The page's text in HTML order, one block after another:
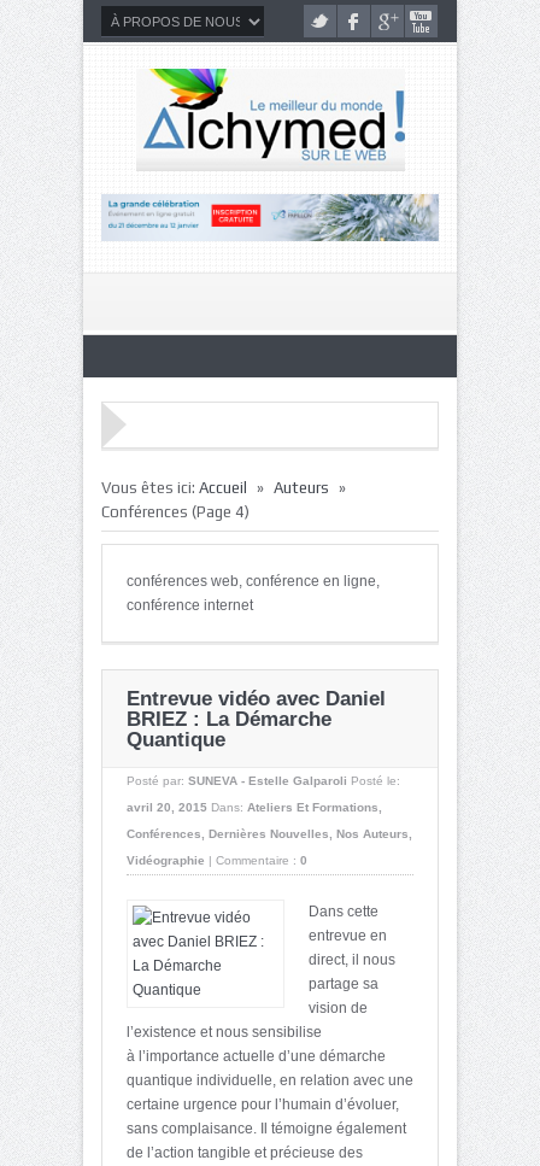
Vous êtes ici: Accueil » Auteurs »
Conférences (Page 4)
conférences web, conférence en ligne,
conférence internet
Entrevue vidéo avec Daniel
BRIEZ : La Démarche
Quantique
Posté par: SUNEVA - Estelle Galparoli Posté le:
avril 20, 2015 Dans: Ateliers Et Formations
Conférences
Dernières Nouvelles Nos Auteurs
Vidéographie | Commentaire : 0
Dans cette
entrevue en
direct, il nous
partage sa
vision de
l’existence et nous sensibilise
à l’importance actuelle d’une démarche
quantique individuelle, en relation avec une
certaine urgence pour l’humain d’évoluer,
sans complaisance. Il témoigne également
de l’action tangible et précieuse des